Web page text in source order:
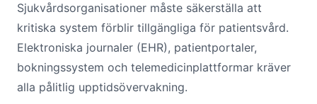
Sjukvårdsorganisationer måste säkerställa att
kritiska system förblir tillgängliga för patientsvård.
Elektroniska journaler (EHR), patientportaler,
bokningssystem och telemedicinplattformar kräver
alla pålitlig upptidsövervakning.